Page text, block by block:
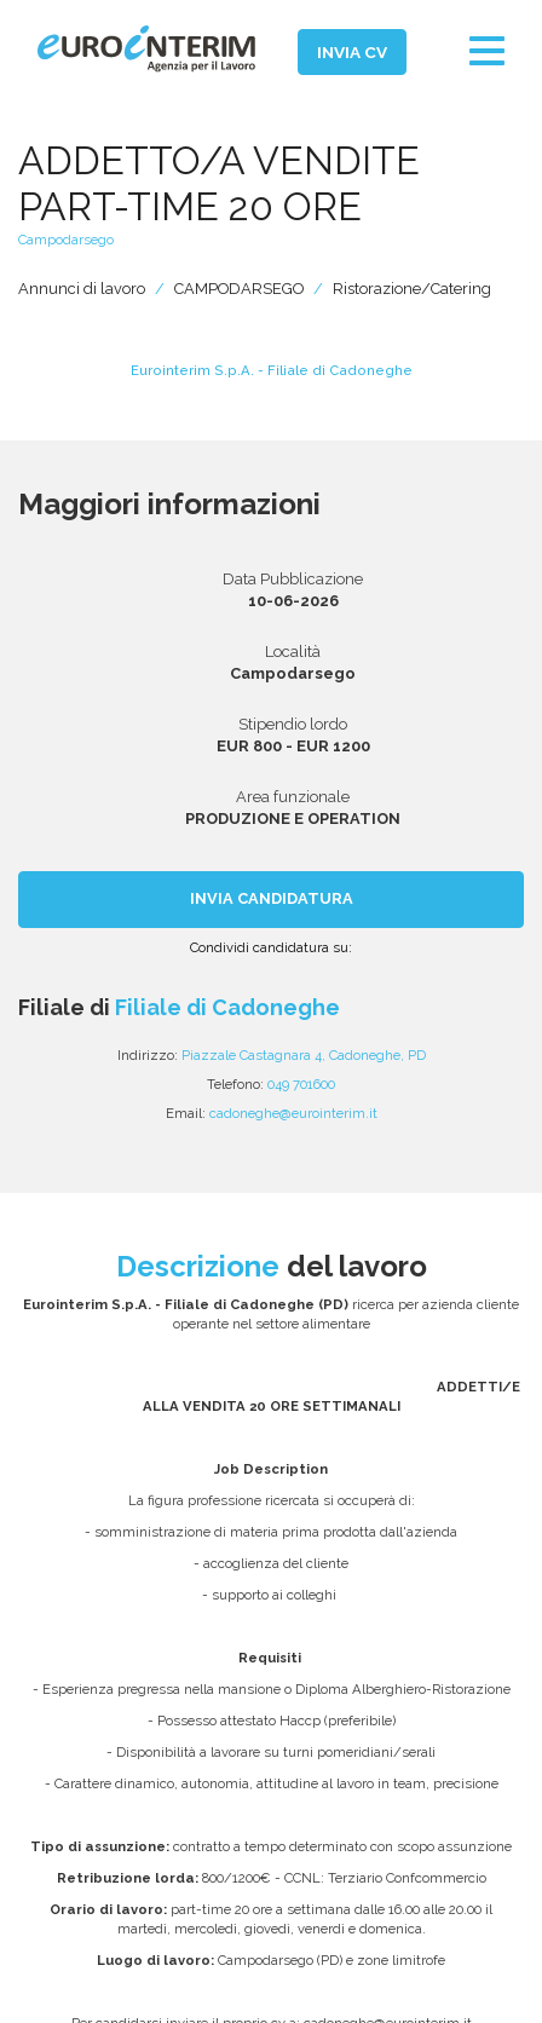
INVIA CV
Toggle
Chi Siamo
Aziende
Persone
Lavora con noi
ADDETTO/A VENDITE
PART-TIME 20 ORE
Campodarsego
Annunci di lavoro CAMPODARSEGO Ristorazione/Catering
Eurointerim S.p.A. - Filiale di Cadoneghe
Maggiori informazioni
Data Pubblicazione
10-06-2026
Località
Campodarsego
Stipendio lordo
EUR 800 - EUR 1200
Area funzionale
PRODUZIONE E OPERATION
INVIA CANDIDATURA
Condividi candidatura su:
email
Facebook
Twitter
Linkedin
WhatsApp
Filiale di Filiale di Cadoneghe
Indirizzo: Piazzale Castagnara 4, Cadoneghe, PD
Telefono: 049 701600
Email: cadoneghe@eurointerim.it
Descrizione del lavoro
Eurointerim S.p.A. - Filiale di Cadoneghe (PD) ricerca per azienda cliente
operante nel settore alimentare
ADDETTI/E
ALLA VENDITA 20 ORE SETTIMANALI
Job Description
La figura professione ricercata si occuperà di:
- somministrazione di materia prima prodotta dall'azienda
- accoglienza del cliente
- supporto ai colleghi
Requisiti
- Esperienza pregressa nella mansione o Diploma Alberghiero-Ristorazione
- Possesso attestato Haccp (preferibile)
- Disponibilità a lavorare su turni pomeridiani/serali
- Carattere dinamico, autonomia, attitudine al lavoro in team, precisione
Tipo di assunzione: contratto a tempo determinato con scopo assunzione
Retribuzione lorda:800/1200€ - CCNL: Terziario Confcommercio
Orario di lavoro: part-time 20 ore a settimana dalle 16.00 alle 20.00 il
martedì, mercoledì, giovedì, venerdì e domenica.
Luogo di lavoro: Campodarsego (PD) e zone limitrofe